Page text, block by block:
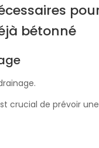
bétonné
crucial de prévoir